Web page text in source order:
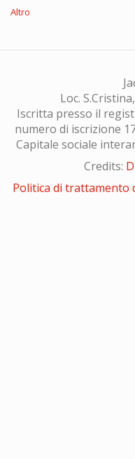
Altro
Loc.
Iscritta presso il
numero di iscrizione
Capitale sociale
Credits:
Politica di trattamento